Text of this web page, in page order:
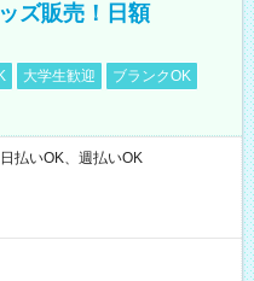
ズ販売！日額
大学生歓迎
ブランクOK
払いOK、週払いOK